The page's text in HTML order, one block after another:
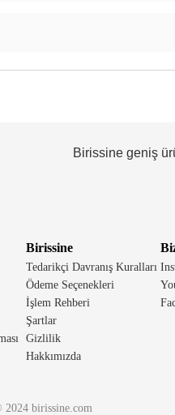
Birissine geniş
Birissine
Tedarikçi Davranış Kuralları
Ödeme Seçenekleri
İşlem Rehberi
Şartlar
Gizlilik
Hakkımızda
2024 birissine.com